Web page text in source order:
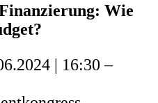
Wie
| 16:30 –